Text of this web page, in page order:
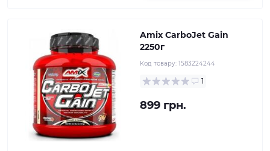
Amix CarboJet Gain
2250г
Код товару: 1583224244
1
899 грн.